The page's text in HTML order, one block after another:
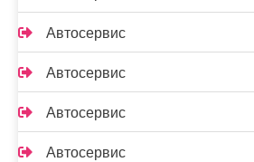
Автосервис
Автосервис
Автосервис
Автосервис